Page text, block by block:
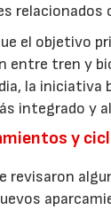
relacionados
el objetivo
entre tren y
la iniciativa
integrado y
y
revisaron